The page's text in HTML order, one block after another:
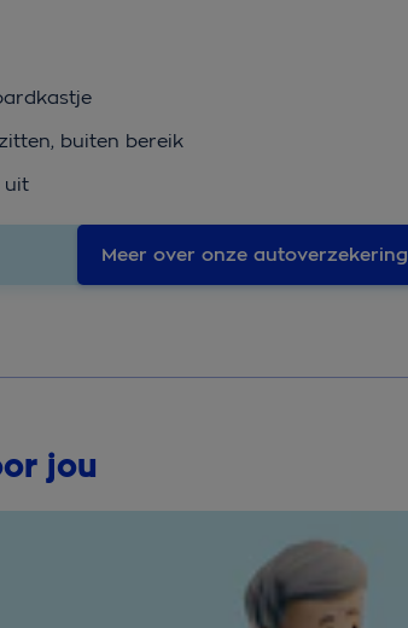
buiten bereik
uit
Meer over onze autoverzekering
jou